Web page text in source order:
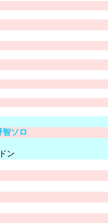
智ソロ
ン